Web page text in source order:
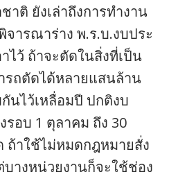
าติ ยังเล่าถึงการทำงาน
ารณาร่าง พ.ร.บ.งบประ
ไว้ ถ้าจะตัดในสิ่งที่เป็น
รถตัดได้หลายแสนล้าน
นไว้เหลื่อมปี ปกติงบ
อบ 1 ตุลาคม ถึง 30
ถ้าใช้ไม่หมดกฎหมายสั่ง
างหน่วยงานก็จะใช้ช่อง